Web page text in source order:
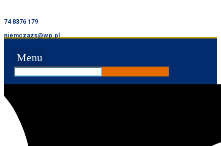
74 8376 179
niemczazs@wp.pl
Menu